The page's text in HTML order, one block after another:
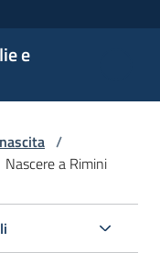
e
/
Nascere a Rimini